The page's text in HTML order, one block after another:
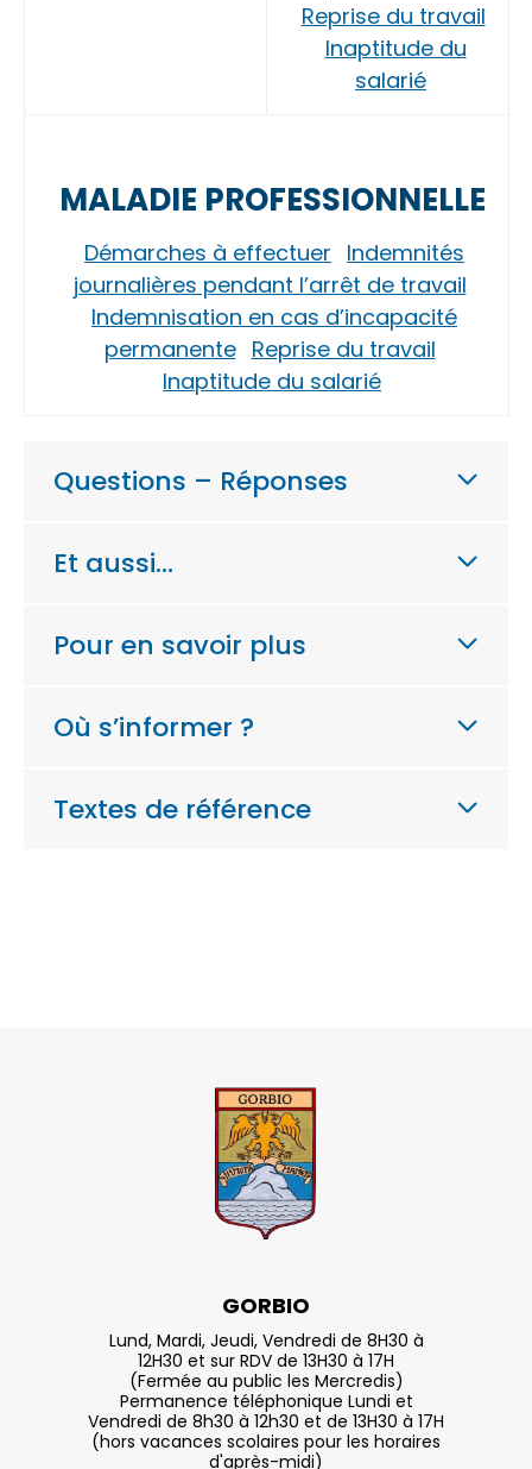
Reprise du travail
Inaptitude du
salarié
MALADIE PROFESSIONNELLE
Démarches à effectuer Indemnités
journalières pendant l’arrêt de travail
Indemnisation en cas d’incapacité
permanente Reprise du travail
Inaptitude du salarié
Questions – Réponses
Et aussi…
Pour en savoir plus
Où s’informer ?
Textes de référence
GORBIO
Lund, Mardi, Jeudi, Vendredi de 8H30 à
12H30 et sur RDV de 13H30 à 17H
(Fermée au public les Mercredis)
Permanence téléphonique Lundi et
Vendredi de 8h30 à 12h30 et de 13H30 à 17H
(hors vacances scolaires pour les horaires
d'après-midi)